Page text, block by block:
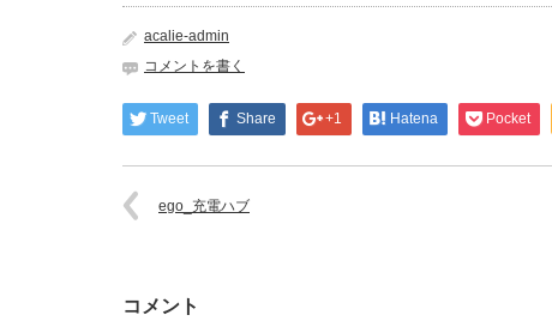
acalie-admin
コメントを書く
Tweet Share +1 Hatena Pocket
ego_充電ハブ
コメント